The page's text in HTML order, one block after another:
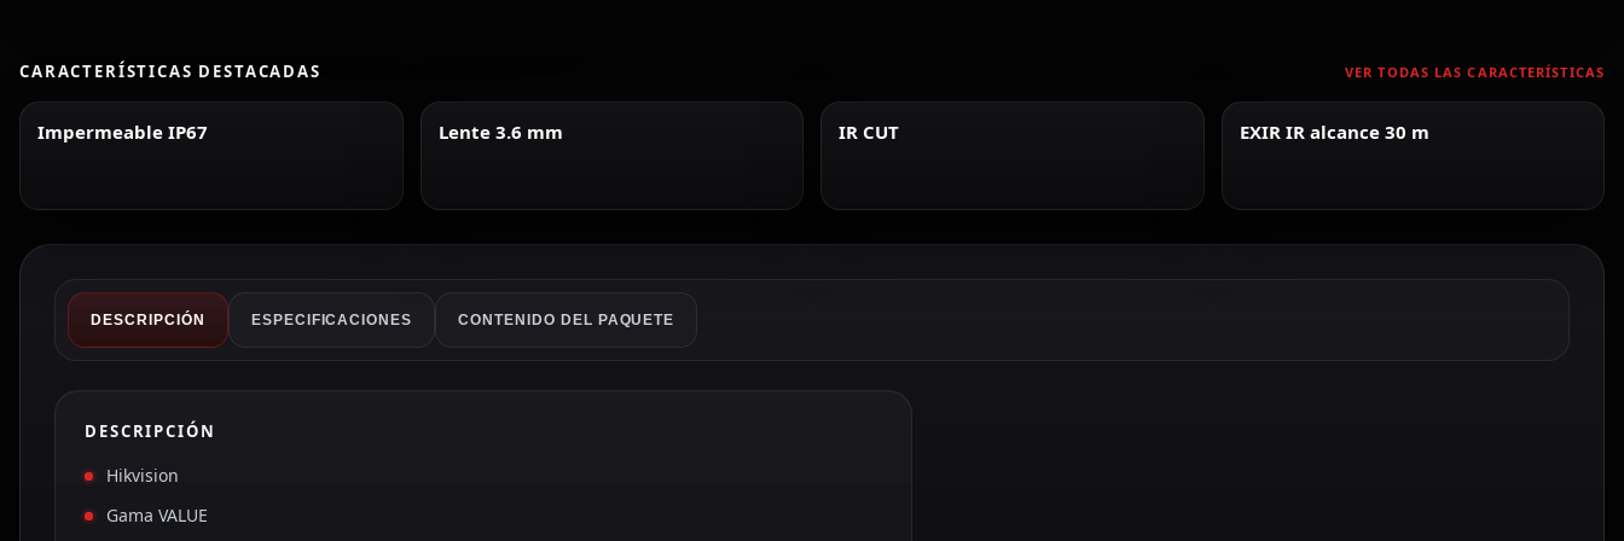
CARACTERÍSTICAS DESTACADAS VER TODAS LAS CARACTERÍSTICAS
Impermeable IP67 Lente 3.6 mm IR CUT EXIR IR alcance 30 m
DESCRIPCIÓN ESPECIFICACIONES CONTENIDO DEL PAQUETE
DESCRIPCIÓN
Hikvision
Gama VALUE